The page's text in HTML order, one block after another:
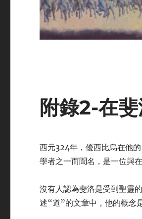
附錄2-在
西元324年，優西比烏在他
學者之一而聞名，是一位與
沒有人認為斐洛是受到聖靈
述“道”的文章中，他的概念